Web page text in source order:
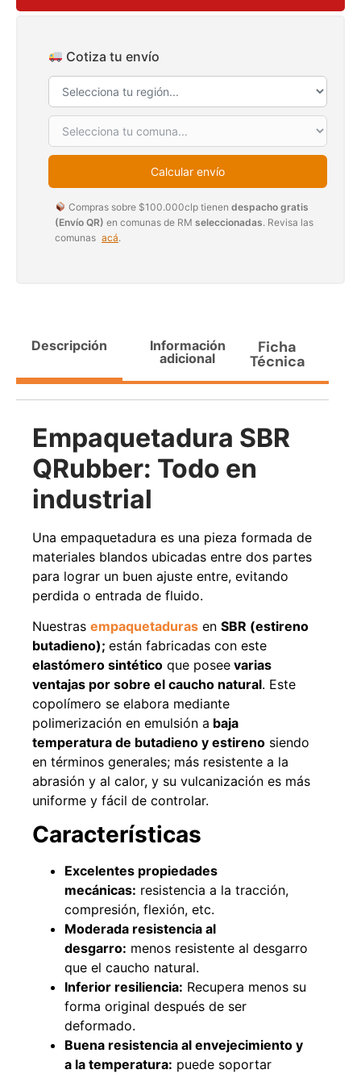
Cotiza tu envío
Calcular envío
Compras sobre $100.000clp tienen despacho gratis
(Envío QR) en comunas de RM seleccionadas. Revisa las
comunas acá.
Descripción
Información
adicional
Ficha
Técnica
Empaquetadura SBR
QRubber: Todo en
industrial
Una empaquetadura es una pieza formada de
materiales blandos ubicadas entre dos partes
para lograr un buen ajuste entre, evitando
perdida o entrada de fluido.
Nuestras empaquetaduras en SBR (estireno
butadieno); están fabricadas con este
elastómero sintético que posee varias
ventajas por sobre el caucho natural. Este
copolímero se elabora mediante
polimerización en emulsión a baja
temperatura de butadieno y estireno siendo
en términos generales; más resistente a la
abrasión y al calor, y su vulcanización es más
uniforme y fácil de controlar.
Características
Excelentes propiedades
mecánicas: resistencia a la tracción,
compresión, flexión, etc.
Moderada resistencia al
desgarro: menos resistente al desgarro
que el caucho natural.
Inferior resiliencia: Recupera menos su
forma original después de ser
deformado.
Buena resistencia al envejecimiento y
a la temperatura: puede soportar
$2.892.120
30%
Leer más
Pasto sintético ornamental
densidad 42mm Rollo
4,57*15,24mts
$1.427.544
Leer más
2,5mts
$1.875.535
$1.167.990
Agregar al carrito
49%
Importado USA: Summer
densidad 35mm Rollo
4,57*30,48mts
$2.002.243
$ 1.021.490
Leer más
22%
hypalon sin tela 3 MPA
$1.192.666
Agregar al carrito